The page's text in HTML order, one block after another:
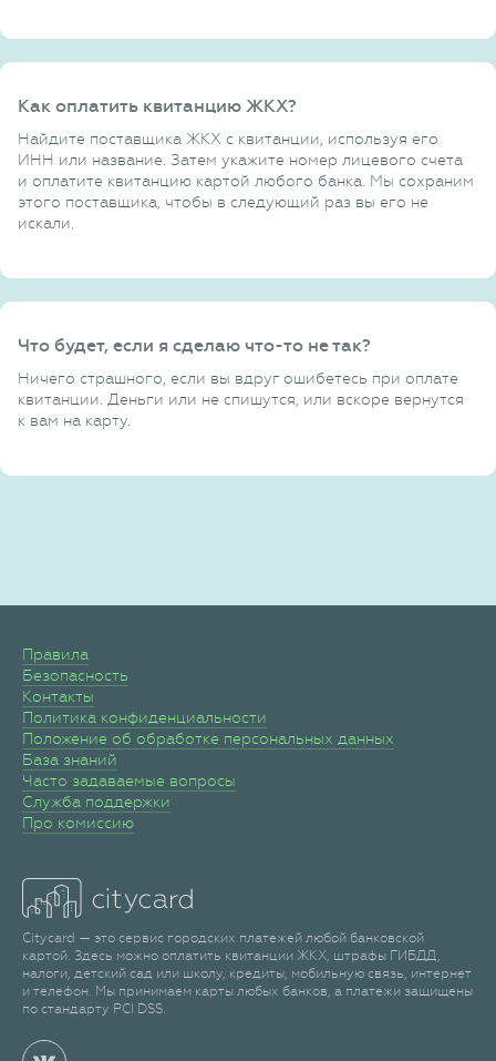
Как оплатить квитанцию ЖКХ?
Найдите поставщика ЖКХ с квитанции, используя его
ИНН или название. Затем укажите номер лицевого счета
и оплатите квитанцию картой любого банка. Мы сохраним
этого поставщика, чтобы в следующий раз вы его не
искали.
Что будет, если я сделаю что-то не так?
Ничего страшного, если вы вдруг ошибетесь при оплате
квитанции. Деньги или не спишутся, или вскоре вернутся
к вам на карту.
Правила
Безопасность
Контакты
Политика конфиденциальности
Положение об обработке персональных данных
База знаний
Часто задаваемые вопросы
Служба поддержки
Про комиссию
Citycard — это сервис городских платежей любой банковской
картой. Здесь можно оплатить квитанции ЖКХ, штрафы ГИБДД,
налоги, детский сад или школу, кредиты, мобильную связь, интернет
и телефон. Мы принимаем карты любых банков, а платежи защищены
по стандарту PCI DSS.